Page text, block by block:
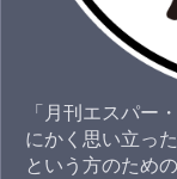
「月刊エスパー
にかく思い立っ
という方のため